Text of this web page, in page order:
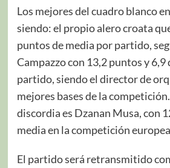
Los mejores del cuadro blanco
siendo: el propio alero croata
puntos de media por partido,
Campazzo con 13,2 puntos y
partido, siendo el director de
mejores bases de la
discordia es Dzanan Musa, con
media en la competición
El partido será retransmitido